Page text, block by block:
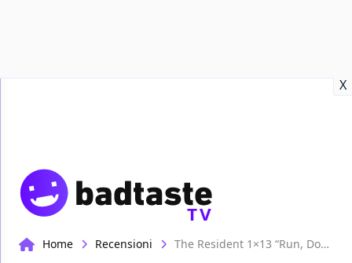
X
TV
Home Recensioni The Resident 1×13 “Run, Doctor, Run”: la recensione